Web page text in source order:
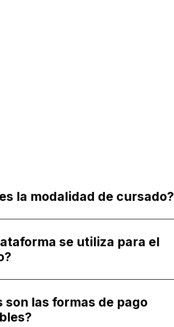
la modalidad de cursado?
se utiliza para el
son las formas de pago